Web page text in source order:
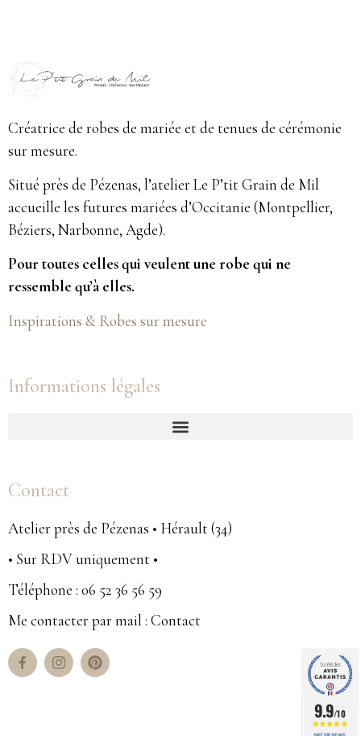
Créatrice de robes de mariée et de tenues de cérémonie
sur mesure.
Situé près de Pézenas, l’atelier Le P’tit Grain de Mil
accueille les futures mariées d’Occitanie (Montpellier,
Béziers, Narbonne, Agde).
Pour toutes celles qui veulent une robe qui ne
ressemble qu’à elles.
Inspirations & Robes sur mesure
Informations légales
Contact
Atelier près de Pézenas • Hérault (34)
• Sur RDV uniquement •
Téléphone : 06 52 36 56 59
Me contacter par mail : Contact
9.9/10